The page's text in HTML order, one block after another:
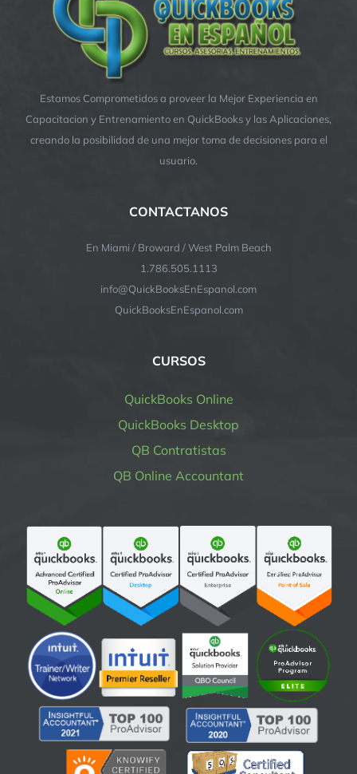
Estamos Comprometidos a proveer la Mejor Experiencia en
Capacitacion y Entrenamiento en QuickBooks y las Aplicaciones,
creando la posibilidad de una mejor toma de decisiones para el
usuario.
CONTACTANOS
En Miami / Broward / West Palm Beach
1.786.505.1113
info@QuickBooksEnEspanol.com
QuickBooksEnEspanol.com
CURSOS
QuickBooks Online
QuickBooks Desktop
QB Contratistas
QB Online Accountant